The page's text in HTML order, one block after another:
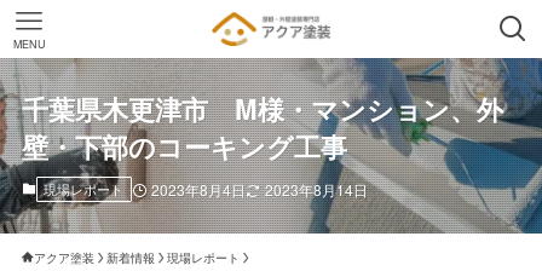
MENU
千葉県木更津市 M様・マンション、外
壁・下部のコーキング工事
現場レポート 2023年8月4日 2023年8月14日
アクア塗装 新着情報 現場レポート